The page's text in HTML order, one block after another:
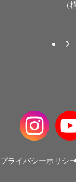
（
プライバシーポリシ